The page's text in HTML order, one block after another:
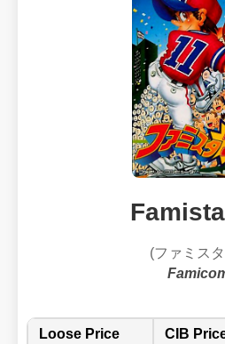
(ファミス
Loose Price CIB